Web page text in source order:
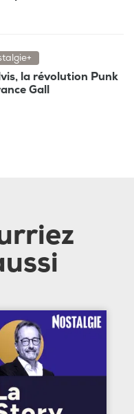
la révolution Punk
Gall